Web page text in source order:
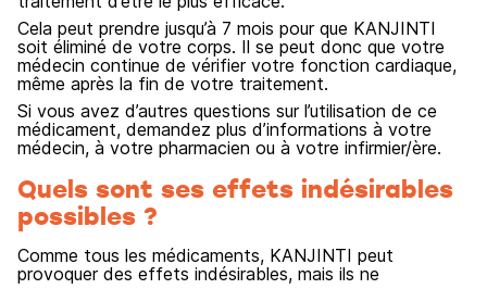
Cela peut prendre jusqu’à 7 mois pour que KANJINTI
soit éliminé de votre corps. Il se peut donc que votre
médecin continue de vérifier votre fonction cardiaque,
même après la fin de votre traitement.
Si vous avez d’autres questions sur l’utilisation de ce
médicament, demandez plus d’informations à votre
médecin, à votre pharmacien ou à votre infirmier/ère.
Quels sont ses effets indésirables
possibles ?
Comme tous les médicaments, KANJINTI peut
provoquer des effets indésirables, mais ils ne